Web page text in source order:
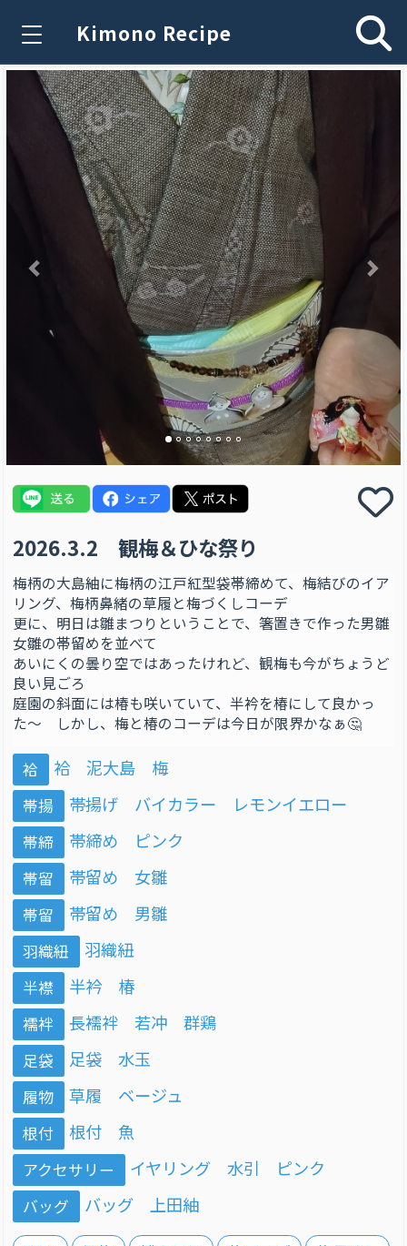
Kimono Recipe
Previous
2026.3.2 観梅＆ひな祭り
梅柄の大島紬に梅柄の江戸紅型袋帯締めて、梅結びのイア
リング、梅柄鼻緒の草履と梅づくしコーデ
更に、明日は雛まつりということで、箸置きで作った男雛
女雛の帯留めを並べて
あいにくの曇り空ではあったけれど、観梅も今がちょうど
良い見ごろ
庭園の斜面には椿も咲いていて、半衿を椿にして良かっ
た〜 しかし、梅と椿のコーデは今日が限界かなぁ🤔
袷 袷 泥大島 梅
帯揚 帯揚げ バイカラー レモンイエロー
帯締 帯締め ピンク
帯留 帯留め 女雛
帯留 帯留め 男雛
羽織紐 羽織紐
半襟 半衿 椿
襦袢 長襦袢 若冲 群鶏
足袋 足袋 水玉
履物 草履 ベージュ
根付 根付 魚
アクセサリー イヤリング 水引 ピンク
バッグ バッグ 上田紬